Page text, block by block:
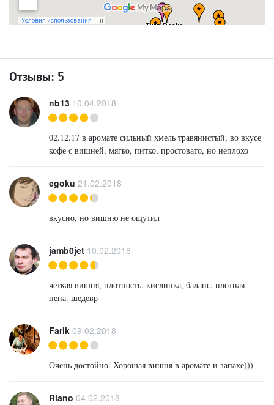
Отзывы: 5
nb13 10.04.2018
02.12.17 в аромате сильный хмель травянистый, во вкусе
кофе с вишней, мягко, питко, простовато, но неплохо
egoku 21.02.2018
вкусно, но вишню не ощутил
jamb0jet 10.02.2018
четкая вишня, плотность, кислинка, баланс. плотная
пена. шедевр
Farik 09.02.2018
Очень достойно. Хорошая вишня в аромате и запахе)))
Riano 04.02.2018